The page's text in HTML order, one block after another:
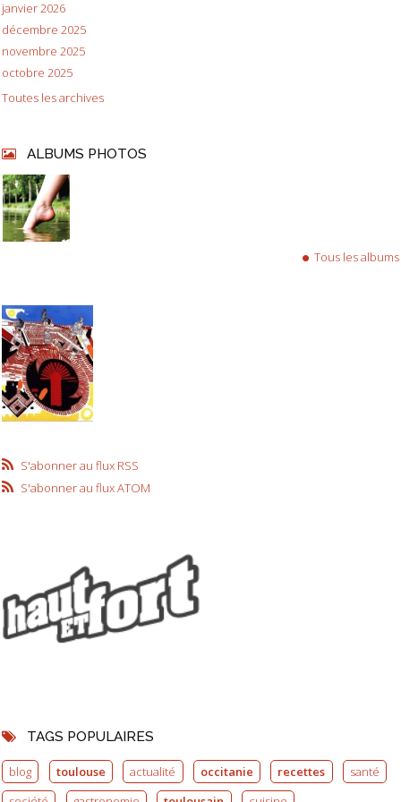
janvier 2026
décembre 2025
novembre 2025
octobre 2025
Toutes les archives
ALBUMS PHOTOS
Tous les albums
S'abonner au flux RSS
S'abonner au flux ATOM
TAGS POPULAIRES
blog toulouse actualité occitanie recettes
santé